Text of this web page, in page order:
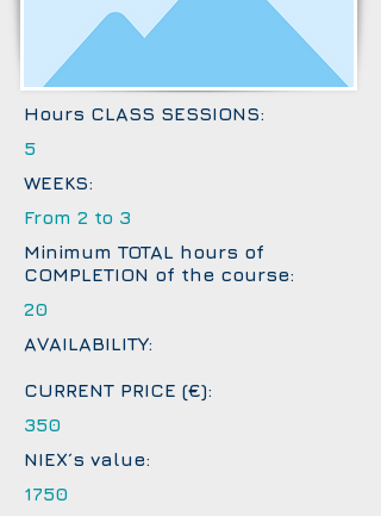
Hours CLASS SESSIONS:
5
WEEKS:
From 2 to 3
Minimum TOTAL hours of
COMPLETION of the course:
20
AVAILABILITY:
CURRENT PRICE (€):
350
NIEX´s value:
1750